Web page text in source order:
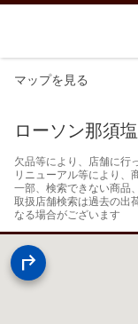
マップを見る
ローソン那須
欠品等により、店舗に行
リニューアル等により、
一部、検索できない商品
取扱店舗検索は過去の出
なる場合がございます